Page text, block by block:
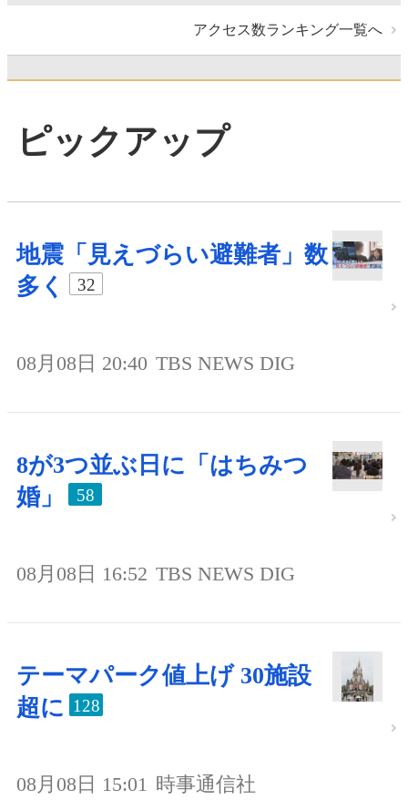
アクセス数ランキング一覧へ
ピックアップ
地震「見えづらい避難者」数
多く
32
08月08日 20:40 TBS NEWS DIG
8が3つ並ぶ日に「はちみつ
婚」
58
08月08日 16:52 TBS NEWS DIG
テーマパーク値上げ 30施設
超に 128
08月08日 15:01 時事通信社